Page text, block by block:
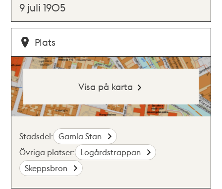
9 juli 1905
Plats
Visa på karta
Stadsdel: Gamla Stan
Övriga platser: Logårdstrappan
Skeppsbron